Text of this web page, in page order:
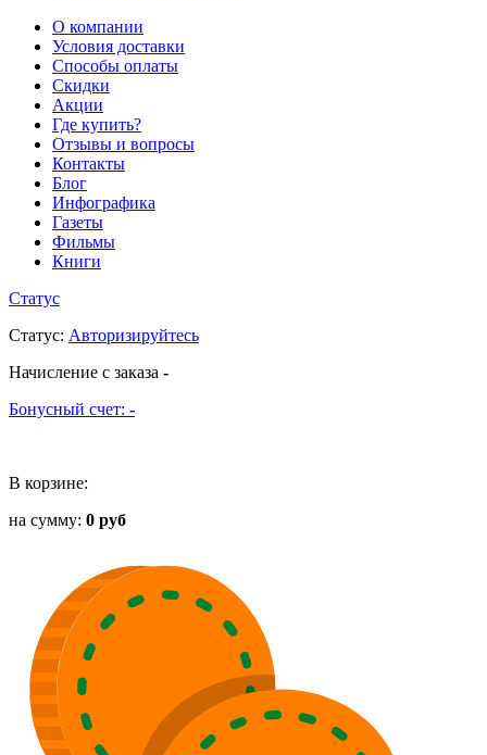
О компании
Условия доставки
Способы оплаты
Скидки
Акции
Где купить?
Отзывы и вопросы
Контакты
Блог
Инфографика
Газеты
Фильмы
Книги
Статус
Статус: Авторизируйтесь
Начисление с заказа -
Бонусный счет: -
В корзине:
на сумму: 0 руб